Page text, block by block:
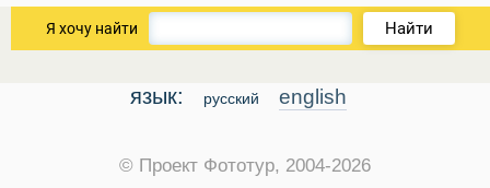
Я хочу найти Найти
язык: русский english
© Проект Фототур, 2004-2026